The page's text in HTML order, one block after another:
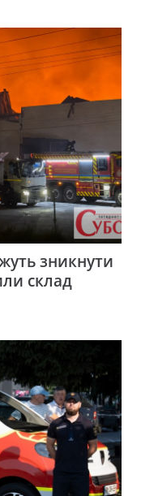
зникнути
склад